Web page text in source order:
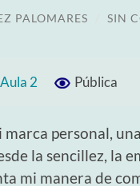
PALOMARES SIN
2 Pública
marca personal,
la sencillez, la
mi manera de